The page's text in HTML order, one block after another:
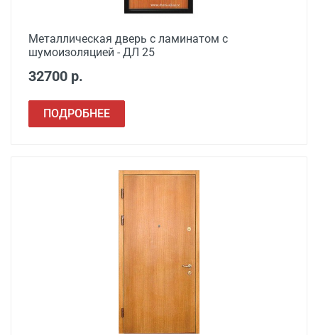
Металлическая дверь с ламинатом с
шумоизоляцией - ДЛ 25
32700 р.
ПОДРОБНЕЕ